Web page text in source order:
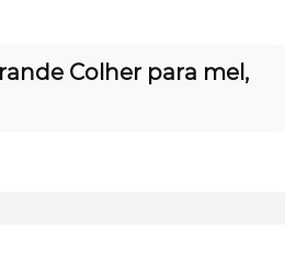
Colher para mel,